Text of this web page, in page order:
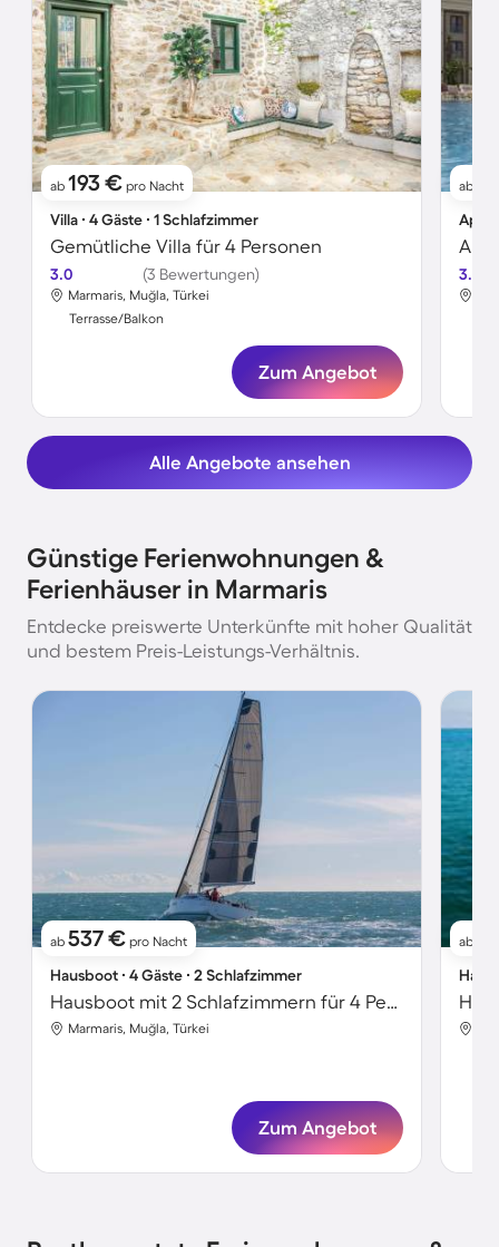
ab 193 € pro Nacht
Villa ∙ 4 Gäste ∙ 1 Schlafzimmer
Gemütliche Villa für 4 Personen
3.0 (3 Bewertungen)
Marmaris, Muğla, Türkei
Terrasse/Balkon
Zum Angebot
ab
3.6
Alle Angebote ansehen
Günstige Ferienwohnungen &
Ferienhäuser in Marmaris
Entdecke preiswerte Unterkünfte mit hoher Qualität
und bestem Preis-Leistungs-Verhältnis.
ab 537 € pro Nacht
Hausboot ∙ 4 Gäste ∙ 2 Schlafzimmer
Hausboot mit 2 Schlafzimmern für 4 Personen
Marmaris, Muğla, Türkei
Zum Angebot
ab